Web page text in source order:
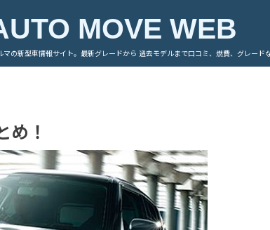
MOVE WEB
マの新型車情報サイト。最新グレードから 過去モデルまで口コミ、燃費、グレード
め！